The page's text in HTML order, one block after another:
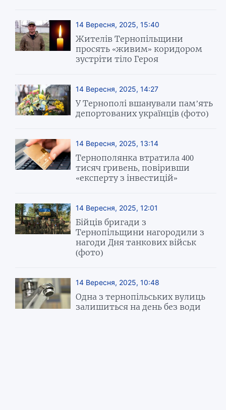
14 Вересня, 2025, 15:40
Жителів Тернопільщини
просять «живим» коридором
зустріти тіло Героя
14 Вересня, 2025, 14:27
У Тернополі вшанували пам’ять
депортованих українців (фото)
14 Вересня, 2025, 13:14
Тернополянка втратила 400
тисяч гривень, повіривши
«експерту з інвестицій»
14 Вересня, 2025, 12:01
Бійців бригади з
Тернопільщини нагородили з
нагоди Дня танкових військ
(фото)
14 Вересня, 2025, 10:48
Одна з тернопільських вулиць
залишиться на день без води